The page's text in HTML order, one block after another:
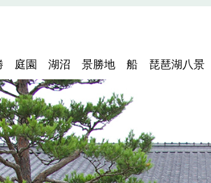
庭園 湖沼 景勝地 船 琵琶湖八景